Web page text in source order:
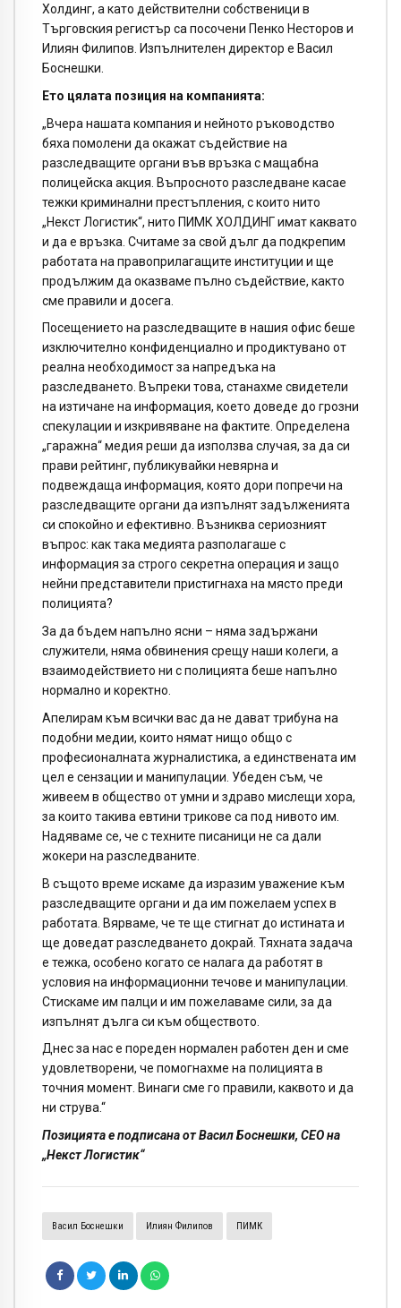
Холдинг, а като действителни собственици в
Търговския регистър са посочени Пенко Несторов и
Илиян Филипов. Изпълнителен директор е Васил
Боснешки.
Ето цялата позиция на компанията:
„Вчера нашата компания и нейното ръководство
бяха помолени да окажат съдействие на
разследващите органи във връзка с мащабна
полицейска акция. Въпросното разследване касае
тежки криминални престъпления, с които нито
„Некст Логистик“, нито ПИМК ХОЛДИНГ имат каквато
и да е връзка. Считаме за свой дълг да подкрепим
работата на правоприлагащите институции и ще
продължим да оказваме пълно съдействие, както
сме правили и досега.
Посещението на разследващите в нашия офис беше
изключително конфиденциално и продиктувано от
реална необходимост за напредъка на
разследването. Въпреки това, станахме свидетели
на изтичане на информация, което доведе до грозни
спекулации и изкривяване на фактите. Определена
„гаражна“ медия реши да използва случая, за да си
прави рейтинг, публикувайки невярна и
подвеждаща информация, която дори попречи на
разследващите органи да изпълнят задълженията
си спокойно и ефективно. Възниква сериозният
въпрос: как така медията разполагаше с
информация за строго секретна операция и защо
нейни представители пристигнаха на място преди
полицията?
За да бъдем напълно ясни – няма задържани
служители, няма обвинения срещу наши колеги, а
взаимодействието ни с полицията беше напълно
нормално и коректно.
Апелирам към всички вас да не дават трибуна на
подобни медии, които нямат нищо общо с
професионалната журналистика, а единствената им
цел е сензации и манипулации. Убеден съм, че
живеем в общество от умни и здраво мислещи хора,
за които такива евтини трикове са под нивото им.
Надяваме се, че с техните писаници не са дали
жокери на разследваните.
В същото време искаме да изразим уважение към
разследващите органи и да им пожелаем успех в
работата. Вярваме, че те ще стигнат до истината и
ще доведат разследването докрай. Тяхната задача
е тежка, особено когато се налага да работят в
условия на информационни течове и манипулации.
Стискаме им палци и им пожелаваме сили, за да
изпълнят дълга си към обществото.
Днес за нас е пореден нормален работен ден и сме
удовлетворени, че помогнахме на полицията в
точния момент. Винаги сме го правили, каквото и да
ни струва.“
Позицията е подписана от Васил Боснешки, CEO на
„Некст Логистик“
Васил Боснешки Илиян Филипов ПИМК